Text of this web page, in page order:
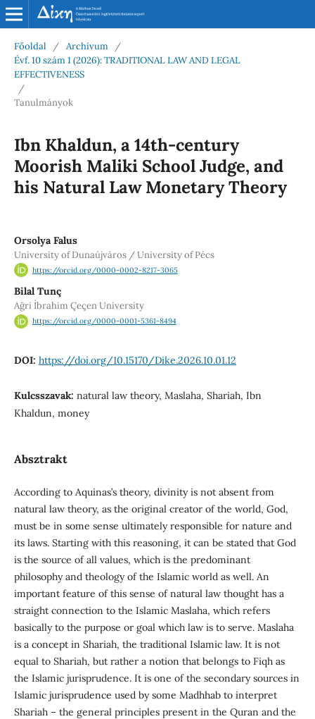
Főoldal / Archívum
/
Évf. 10 szám 1 (2026): TRADITIONAL LAW AND LEGAL
EFFECTIVENESS
/
Tanulmányok
Ibn Khaldun, a 14th-century
Moorish Maliki School Judge, and
his Natural Law Monetary Theory
Orsolya Falus
University of Dunaújváros / University of Pécs
https://orcid.org/0000-0002-8217-3065
Bilal Tunç
Ağri İbrahim Çeçen University
https://orcid.org/0000-0001-5361-8494
DOI: https://doi.org/10.15170/Dike.2026.10.01.12
Kulcsszavak: natural law theory, Maslaha, Shariah, Ibn
Khaldun, money
Absztrakt
According to Aquinas’s theory, divinity is not absent from
natural law theory, as the original creator of the world, God,
must be in some sense ultimately responsible for nature and
its laws. Starting with this reasoning, it can be stated that God
is the source of all values, which is the predominant
philosophy and theology of the Islamic world as well. An
important feature of this sense of natural law thought has a
straight connection to the Islamic Maslaha, which refers
basically to the purpose or goal which law is to serve. Maslaha
is a concept in Shariah, the traditional Islamic law. It is not
equal to Shariah, but rather a notion that belongs to Fiqh as
the Islamic jurisprudence. It is one of the secondary sources in
Islamic jurisprudence used by some Madhhab to interpret
Shariah – the general principles present in the Quran and the